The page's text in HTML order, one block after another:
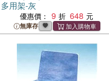
多用架-灰
優惠價： 9 648
無庫存